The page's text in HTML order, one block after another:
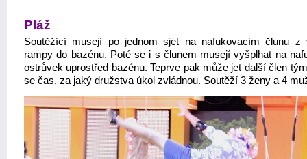
Pláž
Soutěžící musejí po jednom sjet na nafukovacím člunu z
rampy do bazénu. Poté se i s člunem musejí vyšplhat na
ostrůvek uprostřed bazénu. Teprve pak může jet další člen
se čas, za jaký družstva úkol zvládnou. Soutěží 3 ženy a 4